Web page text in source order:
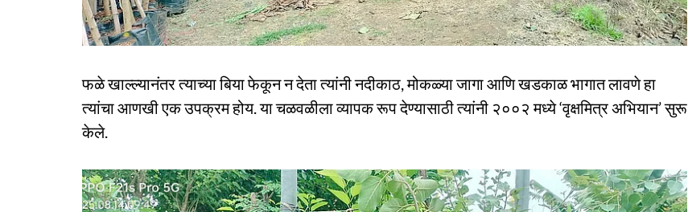
फळे खाल्ल्यानंतर त्याच्या बिया फेकून न देता त्यांनी नदीकाठ, मोकळ्या जागा आणि खडकाळ भागात लावणे हा
त्यांचा आणखी एक उपक्रम होय. या चळवळीला व्यापक रूप देण्यासाठी त्यांनी २००२ मध्ये ‘वृक्षमित्र अभियान’ सुरू
केले.